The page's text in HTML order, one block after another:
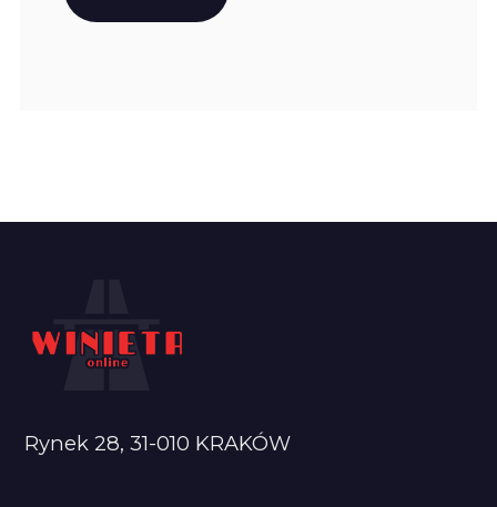
Rynek 28, 31-010 KRAKÓW